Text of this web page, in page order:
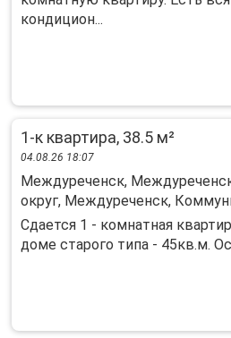
кондицион...
1-к квартира, 38.5 м²
04.08.26 18:07
Междуреченск,
округ, Междуреченск,
Сдается 1 - комнатная
доме старого типа - 45кв.м.